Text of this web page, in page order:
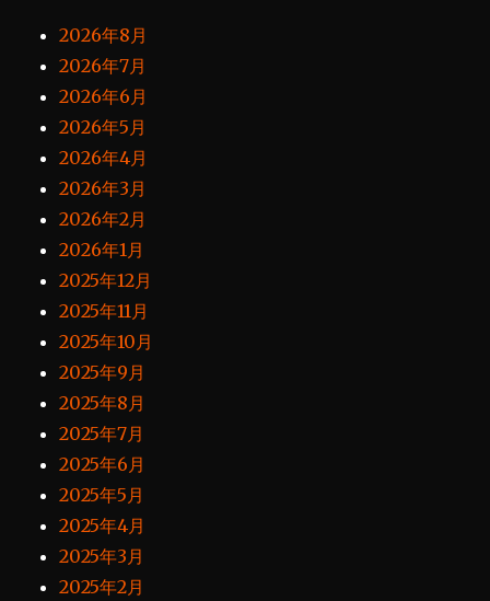
2026年8月
2026年7月
2026年6月
2026年5月
2026年4月
2026年3月
2026年2月
2026年1月
2025年12月
2025年11月
2025年10月
2025年9月
2025年8月
2025年7月
2025年6月
2025年5月
2025年4月
2025年3月
2025年2月